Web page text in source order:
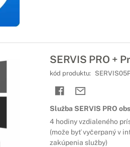
SERVIS PRO +
kód produktu:
Služba SERVIS PRO
4 hodiny vzdialeného
(može byť vyčerpaný v
zakúpenia služby)